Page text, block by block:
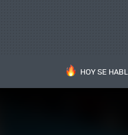
HOY SE